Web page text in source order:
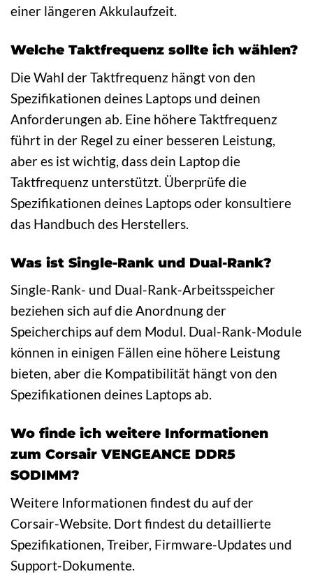
einer längeren Akkulaufzeit.
Welche Taktfrequenz sollte ich wählen?
Die Wahl der Taktfrequenz hängt von den
Spezifikationen deines Laptops und deinen
Anforderungen ab. Eine höhere Taktfrequenz
führt in der Regel zu einer besseren Leistung,
aber es ist wichtig, dass dein Laptop die
Taktfrequenz unterstützt. Überprüfe die
Spezifikationen deines Laptops oder konsultiere
das Handbuch des Herstellers.
Was ist Single-Rank und Dual-Rank?
Single-Rank- und Dual-Rank-Arbeitsspeicher
beziehen sich auf die Anordnung der
Speicherchips auf dem Modul. Dual-Rank-Module
können in einigen Fällen eine höhere Leistung
bieten, aber die Kompatibilität hängt von den
Spezifikationen deines Laptops ab.
Wo finde ich weitere Informationen
zum Corsair VENGEANCE DDR5
SODIMM?
Weitere Informationen findest du auf der
Corsair-Website. Dort findest du detaillierte
Spezifikationen, Treiber, Firmware-Updates und
Support-Dokumente.